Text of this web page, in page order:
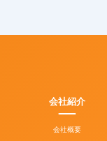
会社紹介
会社概要